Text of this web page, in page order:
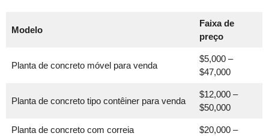
Modelo
Faixa de
preço
Planta de concreto móvel para venda
$5,000 –
$47,000
Planta de concreto tipo contêiner para venda
$12,000 –
$50,000
Planta de concreto com correia
$20,000 –